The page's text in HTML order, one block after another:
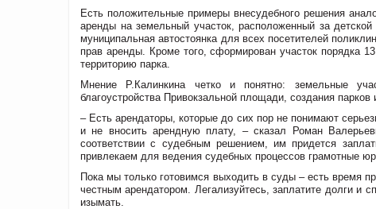
Есть положительные примеры внесудебного решения
аренды на земельный участок, расположенный за
муниципальная автостоянка для всех посетителей
прав аренды. Кроме того, сформирован участок порядка
территорию парка.
Мнение Р.Калинкина четко и понятно: земельные
благоустройства Привокзальной площади, создания парков
– Есть арендаторы, которые до сих пор не понимают
и не вносить арендную плату, – сказал Роман
соответствии с судебным решением, им придется
привлекаем для ведения судебных процессов грамотные
Пока мы только готовимся выходить в суды – есть время
честным арендатором. Легализуйтесь, заплатите долги и
изымать.